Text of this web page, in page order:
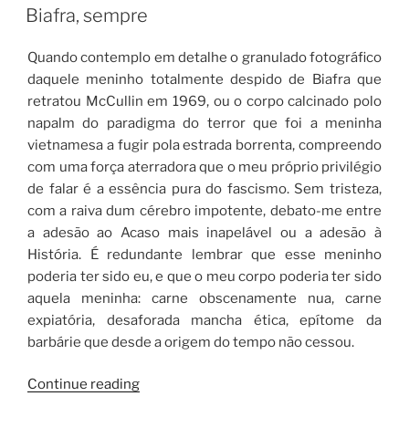
ON
Biafra, sempre
Quando contemplo em detalhe o granulado fotográfico
daquele meninho totalmente despido de Biafra que
retratou McCullin em 1969, ou o corpo calcinado polo
napalm do paradigma do terror que foi a meninha
vietnamesa a fugir pola estrada borrenta, compreendo
com uma força aterradora que o meu próprio privilégio
de falar é a essência pura do fascismo. Sem tristeza,
com a raiva dum cérebro impotente, debato-me entre
a adesão ao Acaso mais inapelável ou a adesão à
História. É redundante lembrar que esse meninho
poderia ter sido eu, e que o meu corpo poderia ter sido
aquela meninha: carne obscenamente nua, carne
expiatória, desaforada mancha ética, epítome da
barbárie que desde a origem do tempo não cessou.
Continue reading“Biafra,